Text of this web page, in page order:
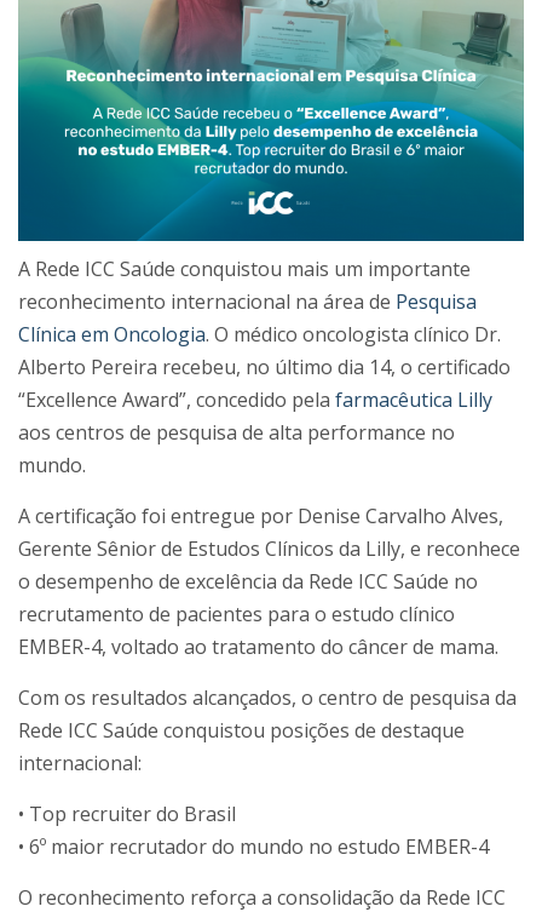
A Rede ICC Saúde conquistou mais um importante
reconhecimento internacional na área de Pesquisa
Clínica em Oncologia. O médico oncologista clínico Dr.
Alberto Pereira recebeu, no último dia 14, o certificado
“Excellence Award”, concedido pela farmacêutica Lilly
aos centros de pesquisa de alta performance no
mundo.
A certificação foi entregue por Denise Carvalho Alves,
Gerente Sênior de Estudos Clínicos da Lilly, e reconhece
o desempenho de excelência da Rede ICC Saúde no
recrutamento de pacientes para o estudo clínico
EMBER-4, voltado ao tratamento do câncer de mama.
Com os resultados alcançados, o centro de pesquisa da
Rede ICC Saúde conquistou posições de destaque
internacional:
• Top recruiter do Brasil
• 6º maior recrutador do mundo no estudo EMBER-4
O reconhecimento reforça a consolidação da Rede ICC